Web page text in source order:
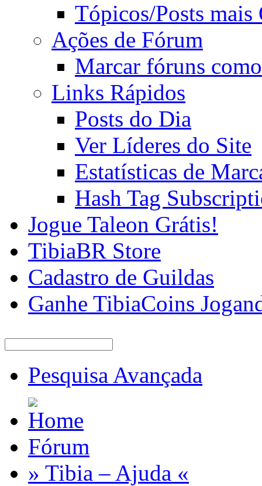
Tópicos/Posts mais
Ações de Fórum
Marcar fóruns
Links Rápidos
Posts do Dia
Ver Líderes do Site
Estatísticas de
Hash Tag
Jogue Taleon Grátis!
TibiaBR Store
Cadastro de Guildas
Ganhe TibiaCoins
Pesquisa Avançada
Fórum
» Tibia – Ajuda «